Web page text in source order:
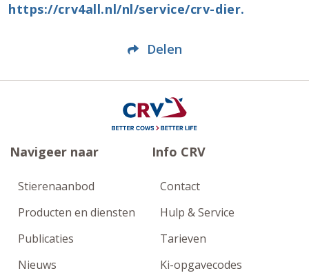
https://crv4all.nl/nl/service/crv-dier.
Delen
Navigeer naar
Stierenaanbod
Producten en diensten
Publicaties
Nieuws
Info CRV
Contact
Hulp & Service
Tarieven
Ki-opgavecodes